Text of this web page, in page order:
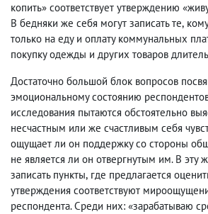
копить» соответствует утверждению
В бедняки же себя могут записать те,
только на еду и оплату коммунальных
покупку одежды и других товаров
Достаточно большой блок вопросов
эмоциональному состоянию
исследования пытаются обстоятельно
несчастным или же счастливым себя
ощущает ли он поддержку со стороны
не является ли он отвергнутым им. В эту
записать пункты, где предлагается
утверждения соответствуют
респондента. Среди них: «зарабатываю